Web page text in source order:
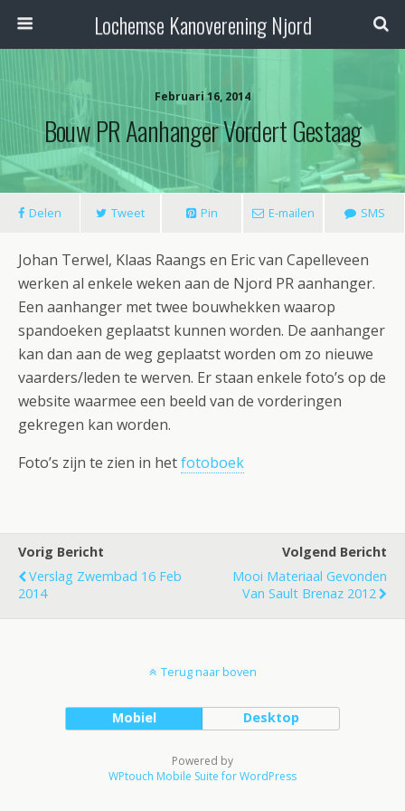
Lochemse Kanoverening Njord
Februari 16, 2014
Bouw PR Aanhanger Vordert Gestaag
Delen Tweet Pin E-mailen SMS
Johan Terwel, Klaas Raangs en Eric van Capelleveen
werken al enkele weken aan de Njord PR aanhanger.
Een aanhanger met twee bouwhekken waarop
spandoeken geplaatst kunnen worden. De aanhanger
kan dan aan de weg geplaatst worden om zo nieuwe
vaarders/leden te werven. Er staan enkele foto’s op de
website waarmee een beeld van de vorderingen
gekregen kan worden.
Foto’s zijn te zien in hetfotoboek
Vorig Bericht
Verslag Zwembad 16 Feb
2014
Volgend Bericht
Mooi Materiaal Gevonden
Van Sault Brenaz 2012
Terug naar boven
Mobiel Desktop
Powered by
WPtouch Mobile Suite for WordPress